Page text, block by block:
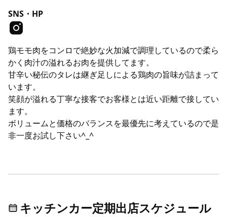
SNS・HP
鶏モモ肉をコンロで絶妙な火加減で調理しているので柔ら
かく肉汁の溢れるお肉を提供してます。
甘辛い秘伝のタレは継ぎ足しによる鶏肉の旨味が詰まって
います。
笑顔が溢れる丁寧な接客でお客様とは近い距離で接してい
ます。
ボリュームと価格のバランスを最優先に考えているので是
非一度お試し下さい^_^
キッチンカー定期出店スケジュール